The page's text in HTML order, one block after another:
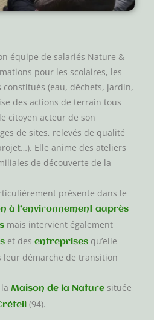
équipe de salariés Nature &
pour les scolaires, les
(eau, déchets, jardin,
des actions de terrain tous
citoyen acteur de son
de sites, relevés de qualité
Elle anime des ateliers
de découverte de la
présente dans le
à l’environnement auprès
mais intervient également
et desentreprises qu’elle
leur démarche de transition
laMaison de la Nature située
(94).